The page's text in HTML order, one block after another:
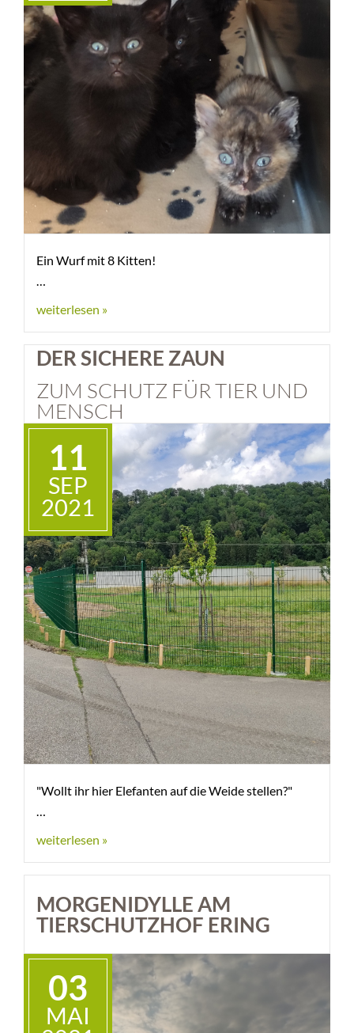
Ein Wurf mit 8 Kitten!
weiterlesen »
DER SICHERE ZAUN
ZUM SCHUTZ FÜR TIER UND
MENSCH
11
SEP
2021
"Wollt ihr hier Elefanten auf die Weide stellen?"
weiterlesen »
MORGENIDYLLE AM
TIERSCHUTZHOF ERING
03
MAI